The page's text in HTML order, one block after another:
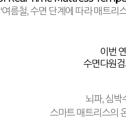
여름철,수면 단계에 따라 매트리
이번
수면다원
뇌파,심박
스마트 매트리스의